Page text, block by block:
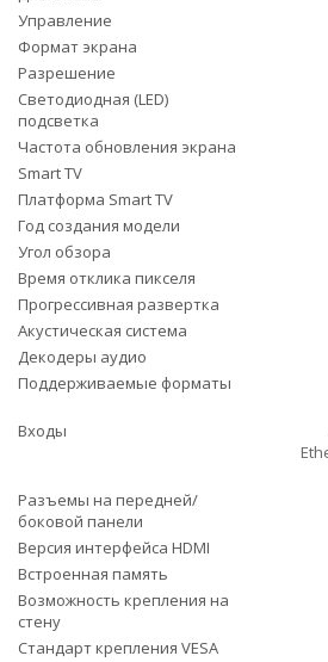
Управление
Формат экрана
Разрешение
Светодиодная (LED)
подсветка
Частота обновления экрана
Smart TV
Платформа Smart TV
Год создания модели
Угол обзора
Время отклика пикселя
Прогрессивная развертка
Акустическая система
Декодеры аудио
Поддерживаемые форматы
Входы
Разъемы на передней/
боковой панели
Версия интерфейса HDMI
Встроенная память
Возможность крепления на
стену
Стандарт крепления VESA